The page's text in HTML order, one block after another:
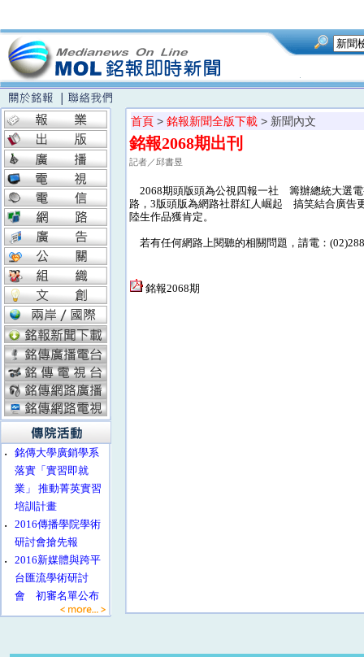
‧
銘傳大學廣銷學系
落實「實習即就
業」 推動菁英實習
培訓計畫
‧
2016傳播學院學術
研討會搶先報
‧
2016新媒體與跨平
台匯流學術研討
會 初審名單公布
首頁 > 銘報新聞全版下載 > 新聞內文
銘報2068期出刊
記者／邱書昱
2068期頭版頭為公視四報一社 籌辦總統大選
路，3版頭版為網路社群紅人崛起 搞笑結合廣告
陸生作品獲肯定。
若有任何網路上閱聽的相關問題，請電：
銘報2068期